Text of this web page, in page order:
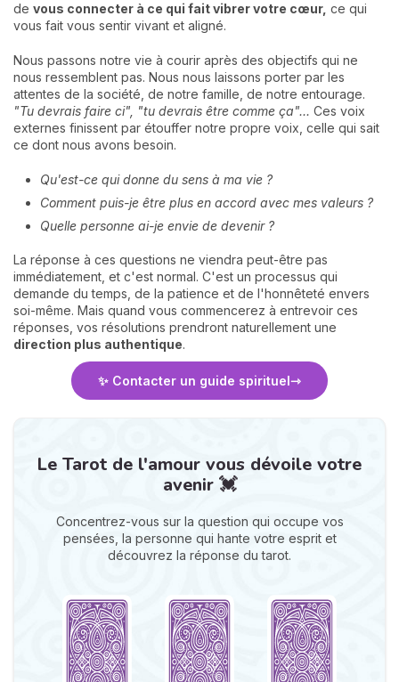
de vous connecter à ce qui fait vibrer votre cœur, ce qui
vous fait vous sentir vivant et aligné.
Nous passons notre vie à courir après des objectifs qui ne
nous ressemblent pas. Nous nous laissons porter par les
attentes de la société, de notre famille, de notre entourage.
"Tu devrais faire ci", "tu devrais être comme ça"... Ces voix
externes finissent par étouffer notre propre voix, celle qui sait
ce dont nous avons besoin.
Qu'est-ce qui donne du sens à ma vie ?
Comment puis-je être plus en accord avec mes valeurs ?
Quelle personne ai-je envie de devenir ?
La réponse à ces questions ne viendra peut-être pas
immédiatement, et c'est normal. C'est un processus qui
demande du temps, de la patience et de l'honnêteté envers
soi-même. Mais quand vous commencerez à entrevoir ces
réponses, vos résolutions prendront naturellement une
direction plus authentique.
✨ Contacter un guide spirituel
Le Tarot de l'amour vous dévoile votre
avenir 💓
Concentrez-vous sur la question qui occupe vos
pensées, la personne qui hante votre esprit et
découvrez la réponse du tarot.